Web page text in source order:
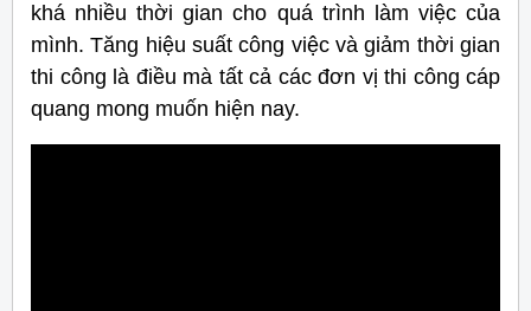
khá nhiều thời gian cho quá trình làm việc của
mình. Tăng hiệu suất công việc và giảm thời gian
thi công là điều mà tất cả các đơn vị thi công cáp
quang mong muốn hiện nay.